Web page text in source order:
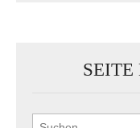
SEITE
Suchen